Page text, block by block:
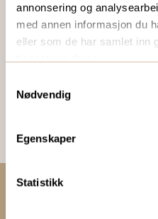
annonsering og
med annen informasjon du
eller som de har samlet inn
Nødvendig
Egenskaper
Statistikk
To ganger i året sender vi
med siste nytt innenfor
Bestill Ortomedia